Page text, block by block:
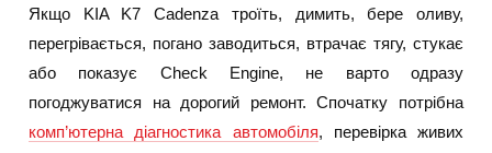
Якщо KIA K7 Cadenza троїть, димить, бере оливу,
перегрівається, погано заводиться, втрачає тягу, стукає
або показує Check Engine, не варто одразу
погоджуватися на дорогий ремонт. Спочатку потрібна
комп’ютерна діагностика автомобіля, перевірка живих